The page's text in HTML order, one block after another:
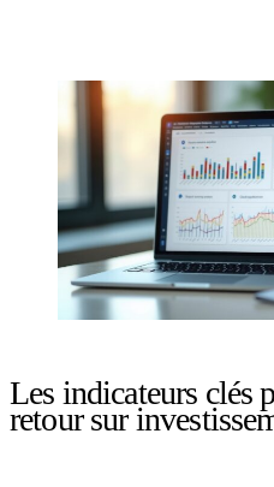
Les indicateurs clés
retour sur